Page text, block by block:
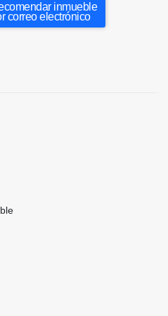
inmueble
correo electrónico